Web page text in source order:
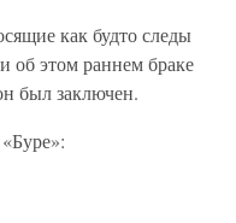
как будто следы
об этом раннем браке
был заключен.